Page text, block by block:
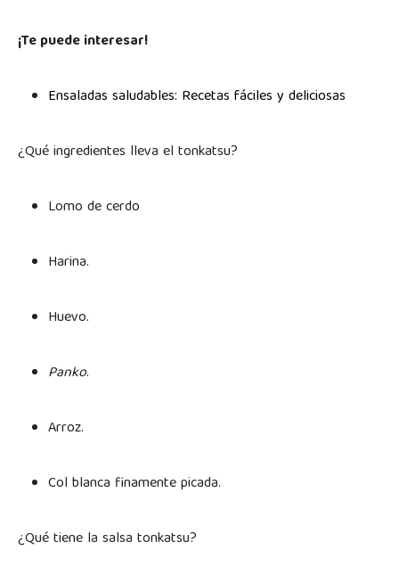
¡Te puede interesar!
Ensaladas saludables: Recetas fáciles y deliciosas
¿Qué ingredientes lleva el tonkatsu?
Lomo de cerdo
Harina.
Huevo.
Panko.
Arroz.
Col blanca finamente picada.
¿Qué tiene la salsa tonkatsu?